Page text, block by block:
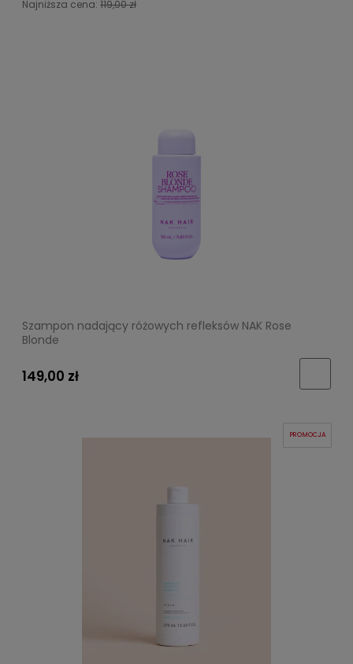
Najniższa cena: 119,00 zł
Szampon nadający różowych refleksów NAK Rose
Blonde
149,00 zł
PROMOCJA